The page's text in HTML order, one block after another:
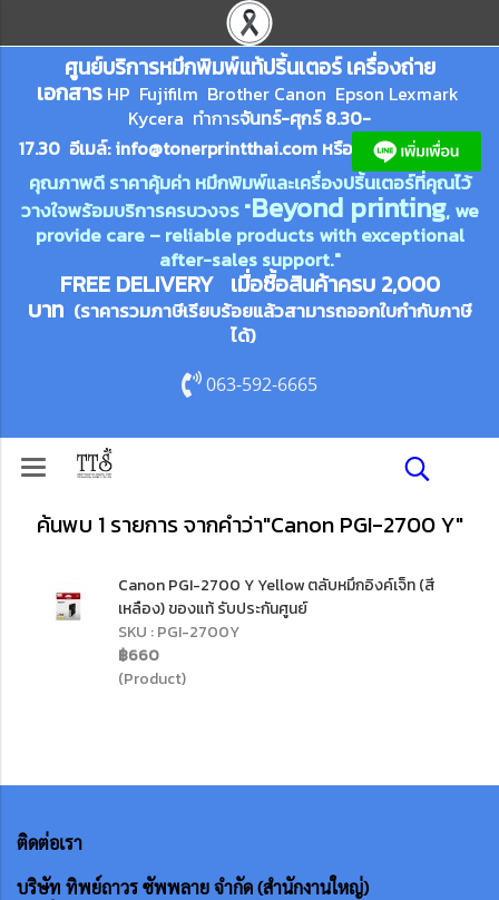
ศูนย์บริการหมึกพิมพ์แท้ปริ้นเตอร์ เครื่องถ่าย
เอกสาร HP Fujifilm Brother Canon Epson Lexmark
Kycera ทำการจันทร์-ศุกร์ 8.30-
17.30 อีเมล์:info@tonerprintthai.com หรือ
คุณภาพดี ราคาคุ้มค่า หมึกพิมพ์และเครื่องปริ้นเตอร์ที่คุณไว้
วางใจพร้อมบริการครบวงจร "Beyond printing, we
provide care – reliable products with exceptional
after-sales support."
FREE DELIVERY เมื่อซื้อสินค้าครบ 2,000
บาท (ราคารวมภาษีเรียบร้อยแล้วสามารถออกใบกำกับภาษี
ได้)
063-592-6665
ค้นพบ 1 รายการ จากคำว่า"Canon PGI-2700 Y"
Canon PGI-2700 Y Yellow ตลับหมึกอิงค์เจ็ท (สี
เหลือง) ของแท้ รับประกันศูนย์
SKU : PGI-2700Y
฿660
(Product)
ติดต่อเรา
บริษัท ทิพย์ถาวร ซัพพลาย จำกัด (สำนักงานใหญ่)